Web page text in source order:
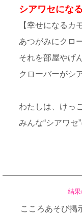
シアワセにな
【幸せになるカ
あつがみにクロ
それを部屋やげ
クローバーがシ
わたしは、けっ
みんな“シアワセ
結
こころあそび掲